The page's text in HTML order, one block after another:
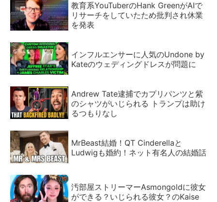
教育系YouTuberのHank GreenがAIで
リサーチをしていたため批判され休業
を発表
インフルエンサーに人気のUndone by
Kateのウェディングドレスが問題に
Andrew Tate逮捕でカプリパンツと紫
のシャツがいじられる トランプは助け
るつもりなし
MrBeast結婚！QT Cinderellaと
Ludwigも婚約！ネット有名人の結婚話
汚部屋ストリーマーAsmongoldに彼女
ができる？いじられる彼女？のKaise